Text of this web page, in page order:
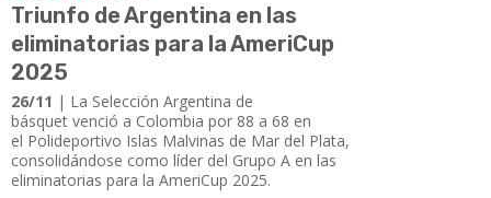
Triunfo de Argentina en las
eliminatorias para la AmeriCup
2025
26/11 | La Selección Argentina de
básquet venció a Colombia por 88 a 68 en
el Polideportivo Islas Malvinas de Mar del Plata,
consolidándose como líder del Grupo A en las
eliminatorias para la AmeriCup 2025.